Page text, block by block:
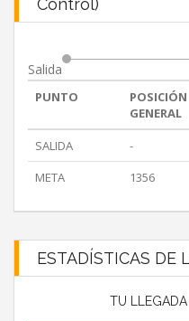
Control)
Salida
PUNTO
POSICIÓN
GENERAL
SALIDA
-
META
1356
ESTADÍSTICAS DE
TU